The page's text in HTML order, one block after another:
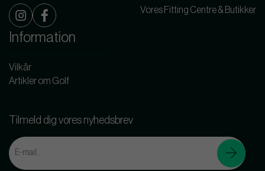
Vores Fitting Centre & Butikker
Information
Vilkår
Artikler om Golf
Tilmeld dig vores nyhedsbrev